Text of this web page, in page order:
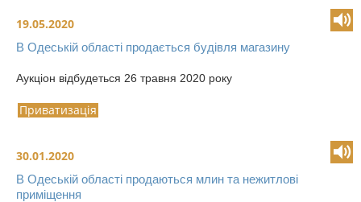
19.05.2020
В Одеській області продається будівля магазину
Аукціон відбудеться 26 травня 2020 року
Приватизація
30.01.2020
В Одеській області продаються млин та нежитлові
приміщення